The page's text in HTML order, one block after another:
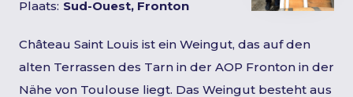
Plaats: Sud-Ouest, Fronton
Château Saint Louis ist ein Weingut, das auf den
alten Terrassen des Tarn in der AOP Fronton in der
Nähe von Toulouse liegt. Das Weingut besteht aus